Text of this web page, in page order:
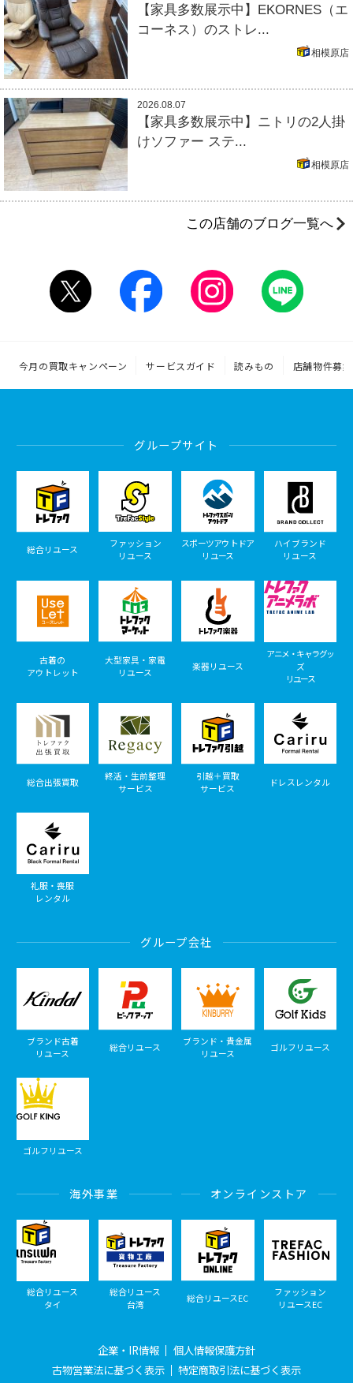
【家具多数展示中】EKORNES（エ
コーネス）のストレ...
相模原店
2026.08.07
【家具多数展示中】ニトリの2人掛
けソファー ステ...
相模原店
この店舗のブログ一覧へ
今月の買取キャンペーン サービスガイド 読みもの 店舗物件募集
グループサイト
総合リユース
ファッション
リユース
スポーツアウトドア
リユース
ハイブランド
リユース
古着の
アウトレット
大型家具・家電
リユース
楽器リユース
アニメ・キャラグッ
ズ
リユース
総合出張買取
終活・生前整理
サービス
引越＋買取
サービス
ドレスレンタル
礼服・喪服
レンタル
グループ会社
ブランド古着
リユース
総合リユース
ブランド・貴金属
リユース
ゴルフリユース
ゴルフリユース
海外事業
総合リユース
タイ
総合リユース
台湾
オンラインストア
総合リユースEC
ファッション
リユースEC
企業・IR情報
個人情報保護方針
古物営業法に基づく表示
特定商取引法に基づく表示